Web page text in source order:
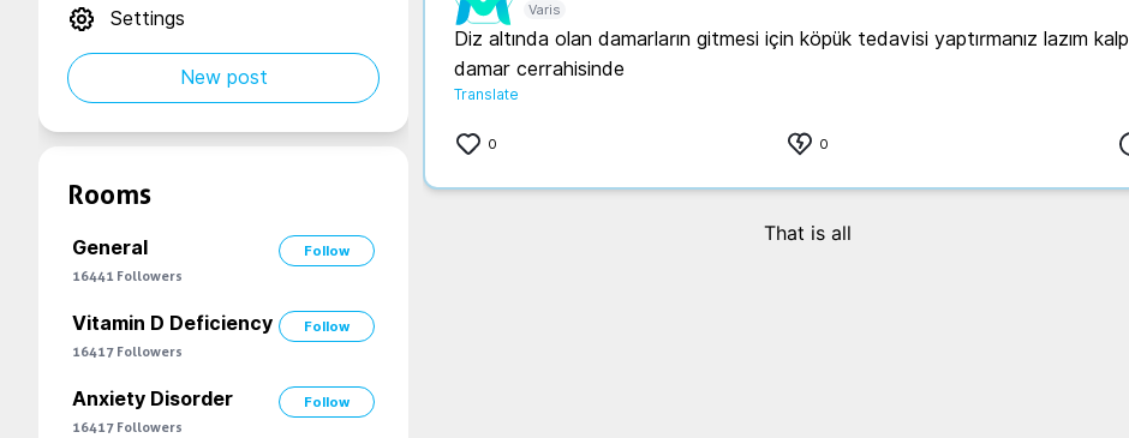
Settings
New post
Rooms
General
Follow
16441 Followers
Vitamin D Deficiency
Follow
16417 Followers
Anxiety Disorder
Follow
16417 Followers
Varis
Diz altında olan damarların gitmesi için köpük tedavisi yaptırmanız lazım kalp
damar cerrahisinde
Translate
0 0
That is all